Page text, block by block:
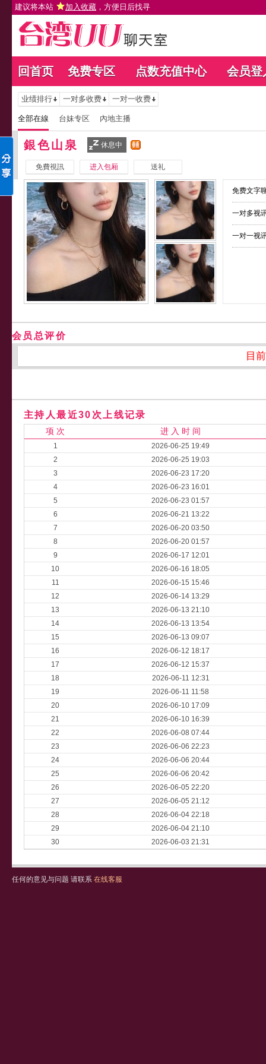
建议将本站 加入收藏 ，方便日后找寻
回首页 免费专区 点数充值中心 会员登
业绩排行 一对多收费 一对一收费
全部在線 台妹专区 內地主播
銀色山泉 休息中
免費視訊 进入包厢 送礼
免费文字
一对多视
一对一视
会员总评价
目
主持人最近30次上线记录
项 次 进 入 时 间
1
2026-06-25 19:49
2
2026-06-25 19:03
3
2026-06-23 17:20
4
2026-06-23 16:01
5
2026-06-23 01:57
6
2026-06-21 13:22
7
2026-06-20 03:50
8
2026-06-20 01:57
9
2026-06-17 12:01
10
2026-06-16 18:05
11
2026-06-15 15:46
12
2026-06-14 13:29
13
2026-06-13 21:10
14
2026-06-13 13:54
15
2026-06-13 09:07
16
2026-06-12 18:17
17
2026-06-12 15:37
18
2026-06-11 12:31
19
2026-06-11 11:58
20
2026-06-10 17:09
21
2026-06-10 16:39
22
2026-06-08 07:44
23
2026-06-06 22:23
24
2026-06-06 20:44
25
2026-06-06 20:42
26
2026-06-05 22:20
27
2026-06-05 21:12
28
2026-06-04 22:18
29
2026-06-04 21:10
30
2026-06-03 21:31
任何的意见与问题 请联系 在线客服